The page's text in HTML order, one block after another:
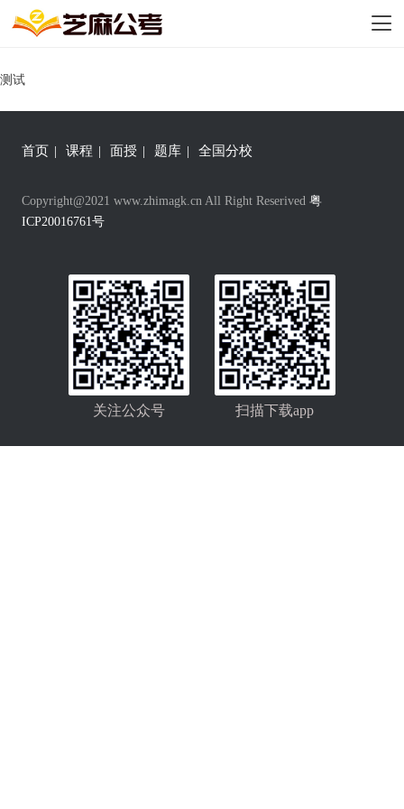
测试
首页 | 课程 | 面授 | 题库 | 全国分校
Copyright@2021 www.zhimagk.cn All Right Reserived 粤
ICP20016761号
关注公众号 扫描下载app